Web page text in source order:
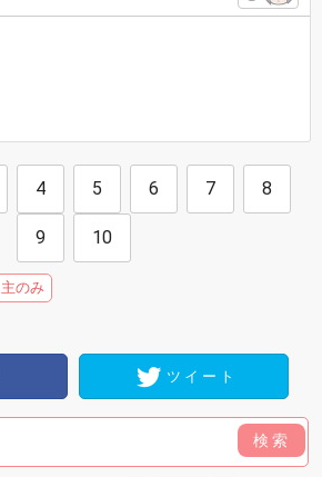
4 5 6 7 8
9 10
主のみ
ツイート
検索